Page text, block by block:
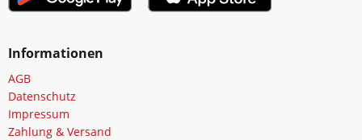
Informationen
AGB
Datenschutz
Impressum
Zahlung & Versand